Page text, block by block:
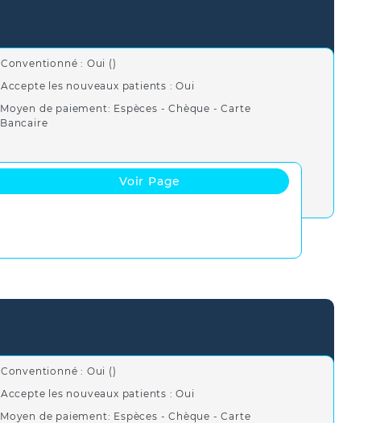
Conventionné : Oui ()
Accepte les nouveaux patients : Oui
Moyen de paiement: Espèces - Chèque - Carte
Bancaire
Voir Page
Conventionné : Oui ()
Accepte les nouveaux patients : Oui
Moyen de paiement: Espèces - Chèque - Carte